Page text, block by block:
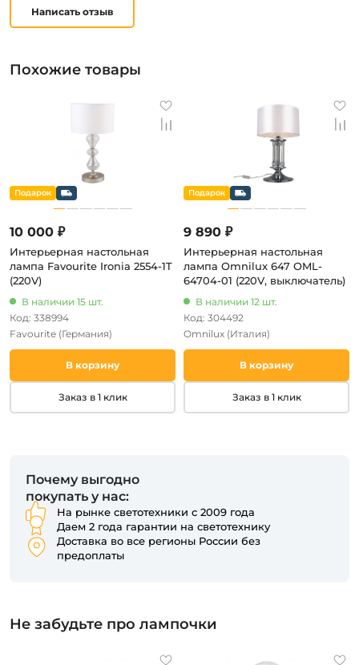
Написать отзыв
Похожие товары
10 000 ₽
Интерьерная настольная
лампа Favourite Ironia 2554-1T
(220V)
В наличии 15 шт.
Код: 338994
Favourite (Германия)
В корзину
Заказ в 1 клик
9 890 ₽
Интерьерная настольная
лампа Omnilux 647 OML-
64704-01 (220V, выключатель)
В наличии 12 шт.
Код: 304492
Omnilux (Италия)
В корзину
Заказ в 1 клик
Почему выгодно
покупать у нас:
На рынке светотехники с 2009 года
Даем 2 года гарантии на светотехнику
Доставка во все регионы России без
предоплаты
Не забудьте про лампочки